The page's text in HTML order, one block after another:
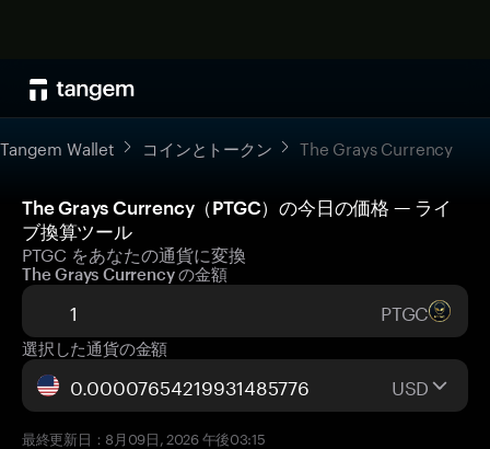
Tangem Wallet コインとトークン The Grays Currency
The Grays Currency（PTGC）の今日の価格 — ライ
ブ換算ツール
PTGC をあなたの通貨に変換
The Grays Currency の金額
PTGC
選択した通貨の金額
USD
最終更新日：8月09日, 2026 午後03:15